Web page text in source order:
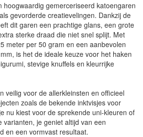
hoogwaardig gemerceriseerd katoengaren
gevorderde creatievelingen. Dankzij de
dit garen een prachtige glans, een grote
sterke draad die niet snel splijt. Met
meter per 50 gram en een aanbevolen
is het de ideale keuze voor het haken
stevige knuffels en kleurrijke
veilig voor de allerkleinsten en officieel
zoals de bekende inktvisjes voor
nu kiest voor de sprekende uni-kleuren of
varianten, je geniet altijd van een
en een vormvast resultaat.